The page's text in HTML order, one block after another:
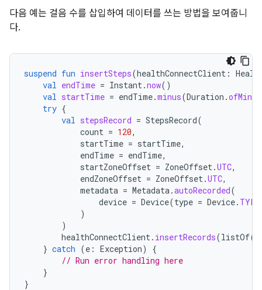
다음 예는 걸음 수를 삽입하여 데이터를 쓰는 방법을 보여줍니
다.
suspend fun insertSteps(healthConnectClient :
val endTime = Instant.now()
val startTime = endTime.minus(Duration .
try {
val stepsRecord = StepsRecord(
count = 120,
startTime = startTime,
endTime = endTime,
startZoneOffset = ZoneOffset.UTC,
endZoneOffset = ZoneOffset.UTC,
metadata = Metadata.autoRecorded(
device = Device(type = Device.
)
)
healthConnectClient. insertRecords(listOf(
} catch (e : Exception)
{
// Run error handling here
}
}